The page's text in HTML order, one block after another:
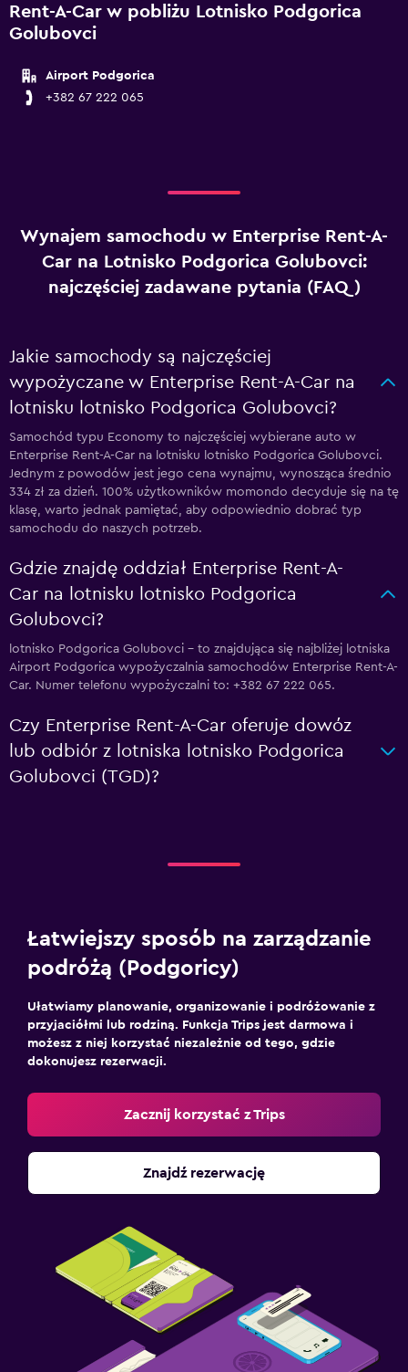
Rent-A-Car w pobliżu Lotnisko Podgorica
Golubovci
Airport Podgorica
+382 67 222 065
Wynajem samochodu w Enterprise Rent-A-
Car na Lotnisko Podgorica Golubovci:
najczęściej zadawane pytania (FAQ)
Jakie samochody są najczęściej
wypożyczane w Enterprise Rent-A-Car na
lotnisku lotnisko Podgorica Golubovci?
Samochód typu Economy to najczęściej wybierane auto w
Enterprise Rent-A-Car na lotnisku lotnisko Podgorica Golubovci.
Jednym z powodów jest jego cena wynajmu, wynosząca średnio
334 zł za dzień. 100% użytkowników momondo decyduje się na tę
klasę, warto jednak pamiętać, aby odpowiednio dobrać typ
samochodu do naszych potrzeb.
Gdzie znajdę oddział Enterprise Rent-A-
Car na lotnisku lotnisko Podgorica
Golubovci?
lotnisko Podgorica Golubovci – to znajdująca się najbliżej lotniska
Airport Podgorica wypożyczalnia samochodów Enterprise Rent-A-
Car. Numer telefonu wypożyczalni to: +382 67 222 065.
Czy Enterprise Rent-A-Car oferuje dowóz
lub odbiór z lotniska lotnisko Podgorica
Golubovci (TGD)?
Łatwiejszy sposób na zarządzanie
podróżą (Podgoricy)
Ułatwiamy planowanie, organizowanie i podróżowanie z
przyjaciółmi lub rodziną. Funkcja Trips jest darmowa i
możesz z niej korzystać niezależnie od tego, gdzie
dokonujesz rezerwacji.
Zacznij korzystać z Trips
Znajdź rezerwację